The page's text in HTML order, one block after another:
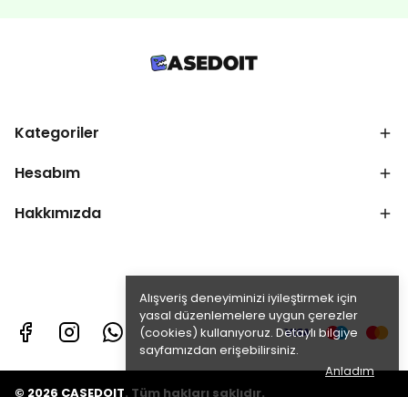
Alışveriş deneyiminizi iyileştirmek için
yasal düzenlemelere uygun çerezler
(cookies) kullanıyoruz. Detaylı bilgiye
sayfamızdan erişebilirsiniz.
Anladım
Kategoriler
Hesabım
Hakkımızda
© 2026 CASEDOIT. Tüm hakları saklıdır.